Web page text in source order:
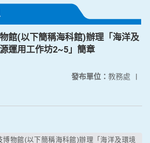
館(以下簡稱海科館)辦理「海洋及
運用工作坊2~5」簡章
發布單位： 教務處 |